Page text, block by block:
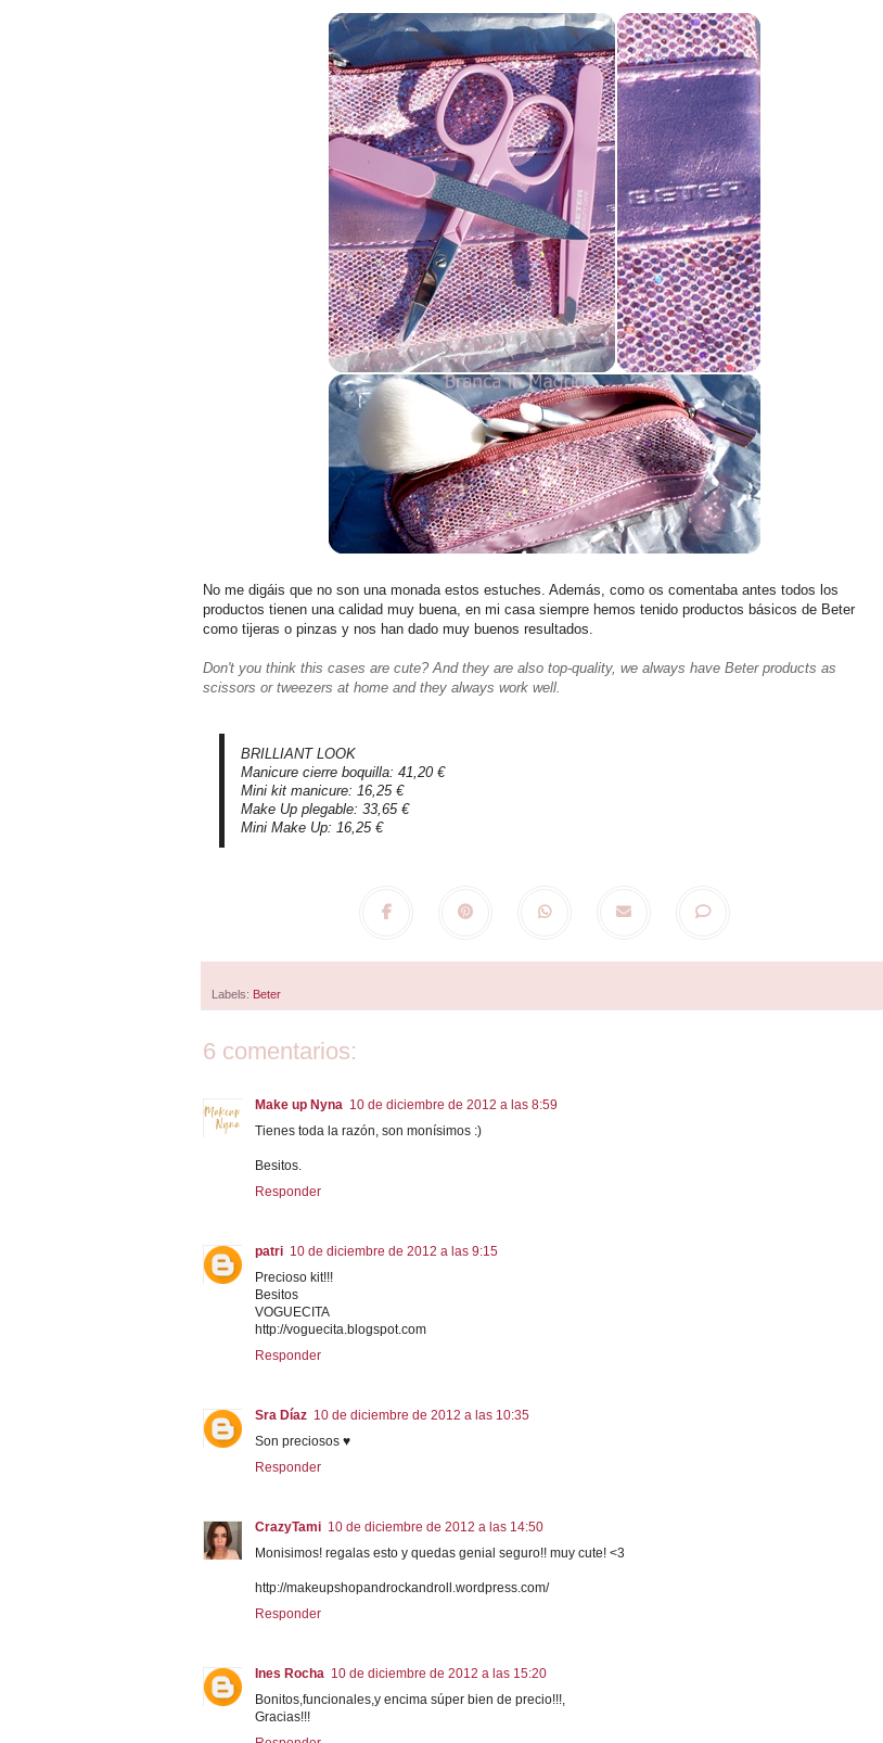
No me digáis que no son una monada estos estuches. Además, como os comentaba antes todos los
productos tienen una calidad muy buena, en mi casa siempre hemos tenido productos básicos de Beter
como tijeras o pinzas y nos han dado muy buenos resultados.
Don't you think this cases are cute? And they are also top-quality, we always have Beter products as
scissors or tweezers at home and they always work well.
BRILLIANT LOOK
Manicure cierre boquilla: 41,20 €
Mini kit manicure: 16,25 €
Make Up plegable: 33,65 €
Mini Make Up: 16,25 €
Labels: Beter
6 comentarios:
Make up Nyna 10 de diciembre de 2012 a las 8:59
Tienes toda la razón, son monísimos :)
Besitos.
Responder
patri 10 de diciembre de 2012 a las 9:15
Precioso kit!!!
Besitos
VOGUECITA
http://voguecita.blogspot.com
Responder
Sra Díaz 10 de diciembre de 2012 a las 10:35
Son preciosos ♥
Responder
CrazyTami 10 de diciembre de 2012 a las 14:50
Monisimos! regalas esto y quedas genial seguro!! muy cute! <3
http://makeupshopandrockandroll.wordpress.com/
Responder
Ines Rocha 10 de diciembre de 2012 a las 15:20
Bonitos,funcionales,y encima súper bien de precio!!!,
Gracias!!!